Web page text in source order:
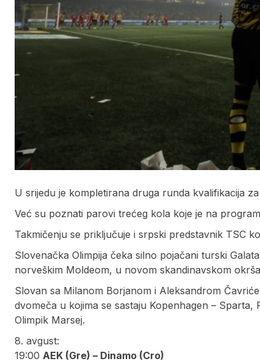
U srijedu je kompletirana druga runda kvalifikacija
Već su poznati parovi trećeg kola koje je na
Takmičenju se priključuje i srpski predstavnik TSC
Slovenačka Olimpija čeka silno pojačani turski
norveškim Moldeom, u novom skandinavskom
Slovan sa Milanom Borjanom i Aleksandrom
dvomeča u kojima se sastaju Kopenhagen –
Olimpik Marsej.
8. avgust:
19:00 AEK (Gre) – Dinamo (Cro)